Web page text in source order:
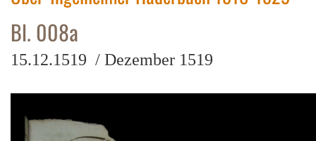
Bl. 008a
15.12.1519 / Dezember 1519